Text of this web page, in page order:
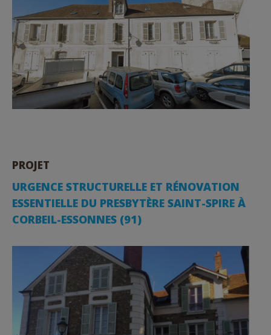
PROJET
URGENCE STRUCTURELLE ET RÉNOVATION
ESSENTIELLE DU PRESBYTÈRE SAINT-SPIRE À
CORBEIL-ESSONNES (91)